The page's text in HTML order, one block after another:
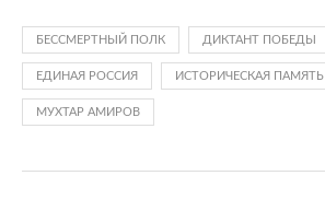
БЕССМЕРТНЫЙ ПОЛК ДИКТАНТ ПОБЕДЫ
ЕДИНАЯ РОССИЯ ИСТОРИЧЕСКАЯ ПАМЯТЬ
МУХТАР АМИРОВ